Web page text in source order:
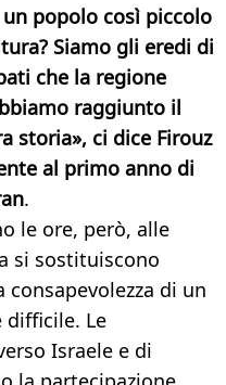
popolo così piccolo
Siamo gli eredi di
che la regione
raggiunto il
storia», ci dice Firouz
al primo anno di
.
le ore, però, alle
si sostituiscono
di un
Le
Israele e di